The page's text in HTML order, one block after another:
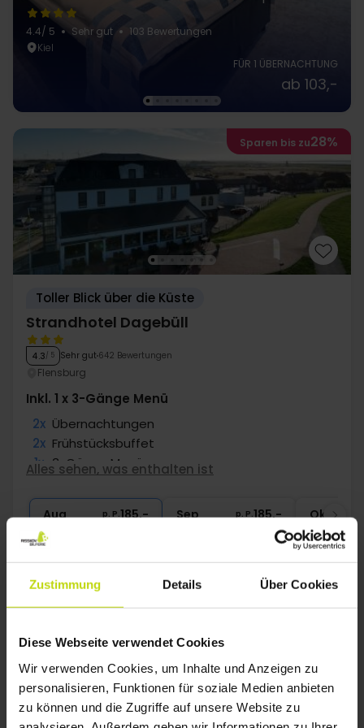
Zustimmung Details Über Cookies
Diese Webseite verwendet Cookies
Wir verwenden Cookies, um Inhalte und Anzeigen zu
personalisieren, Funktionen für soziale Medien anbieten
zu können und die Zugriffe auf unsere Website zu
4.4/ 5 Sehr gut
103 Bewertungen
Kiel
FÜR 1 ÜBERNACHTUNG
ab 103,-
Sparen bis zu28%
Toller Blick über die Küste
Strandhotel Dagebüll
4.3/ 5 Sehr gut 642 Bewertungen
Flensburg
Inkl. 1 x 3-Gänge Menü
2x Übernachtungen
2x Frühstücksbuffet
1x 3-Gänge Menü
∞ Gratis Internet und Parken
Alles sehen, was enthalten ist
Aug p. P.185,- Sep p. P.185,-
Gesamt 370,-
Okt
Mehr anzeigen